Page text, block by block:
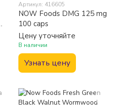
Артикул: 416605
NOW Foods DMG 125 mg
100 caps
Цену уточняйте
В наличии
Узнать цену